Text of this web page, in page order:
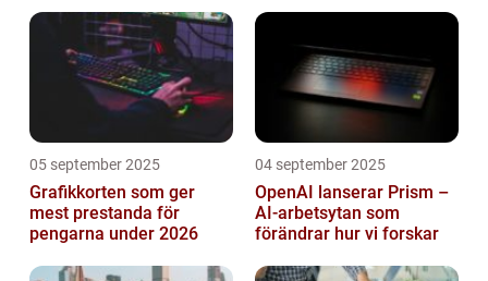
05 september 2025
Grafikkorten som ger
mest prestanda för
pengarna under 2026
04 september 2025
OpenAI lanserar Prism –
AI-arbetsytan som
förändrar hur vi forskar